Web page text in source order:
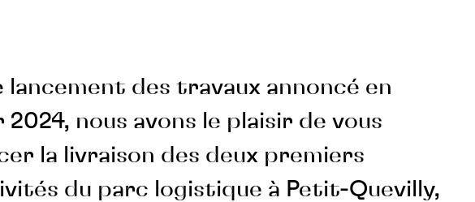
lancement des travaux annoncé en
nous avons le plaisir de vous
la livraison des deux premiers
du parc logistique à Petit-Quevilly,